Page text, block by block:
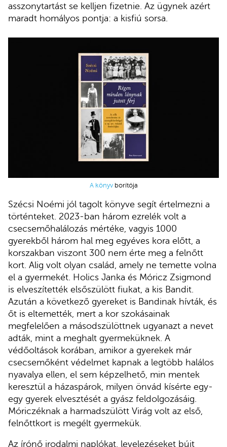
asszonytartást se kelljen fizetnie. Az ügynek azért
maradt homályos pontja: a kisfiú sorsa.
A könyvborítója
Szécsi Noémi jól tagolt könyve segít értelmezni a
történteket. 2023-ban három ezrelék volt a
csecsemőhalálozás mértéke, vagyis 1000
gyerekből három hal meg egyéves kora előtt, a
korszakban viszont 300 nem érte meg a felnőtt
kort. Alig volt olyan család, amely ne temette volna
el a gyermekét. Holics Janka és Móricz Zsigmond
is elveszítették elsőszülött fiukat, a kis Bandit.
Azután a következő gyereket is Bandinak hívták, és
őt is eltemették, mert a kor szokásainak
megfelelően a másodszülöttnek ugyanazt a nevet
adták, mint a meghalt gyermeküknek. A
védőoltások korában, amikor a gyerekek már
csecsemőként védelmet kapnak a legtöbb halálos
nyavalya ellen, el sem képzelhető, min mentek
keresztül a házaspárok, milyen önvád kísérte egy-
egy gyerek elvesztését a gyász feldolgozásáig.
Móriczéknak a harmadszülött Virág volt az első,
felnőttkort is megélt gyermekük.
Az írónő irodalmi naplókat, levelezéseket bújt